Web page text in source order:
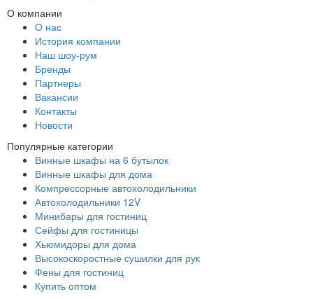
О компании
О нас
История компании
Наш шоу-рум
Бренды
Партнеры
Вакансии
Контакты
Новости
Популярные категории
Винные шкафы на 6 бутылок
Винные шкафы для дома
Компрессорные автохолодильники
Автохолодильники 12V
Минибары для гостиниц
Сейфы для гостиницы
Хьюмидоры для дома
Высокоскоростные сушилки для рук
Фены для гостиниц
Купить оптом